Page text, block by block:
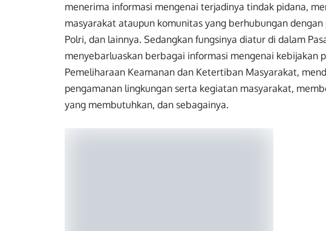
menerima informasi mengenai terjadinya tindak pidana,
masyarakat ataupun komunitas yang berhubungan
Polri, dan lainnya. Sedangkan fungsinya diatur di dalam
menyebarluaskan berbagai informasi mengenai kebijakan
Pemeliharaan Keamanan dan Ketertiban Masyarakat,
pengamanan lingkungan serta kegiatan masyarakat,
yang membutuhkan, dan sebagainya.